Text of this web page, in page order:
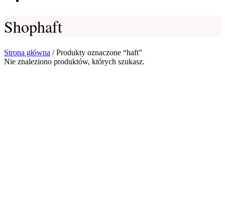
Shophaft
Strona główna / Produkty oznaczone “haft”
Nie znaleziono produktów, których szukasz.